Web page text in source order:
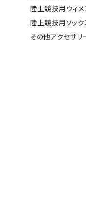
陸上競技用ウィメ
陸上競技用ソック
その他アクセサリ